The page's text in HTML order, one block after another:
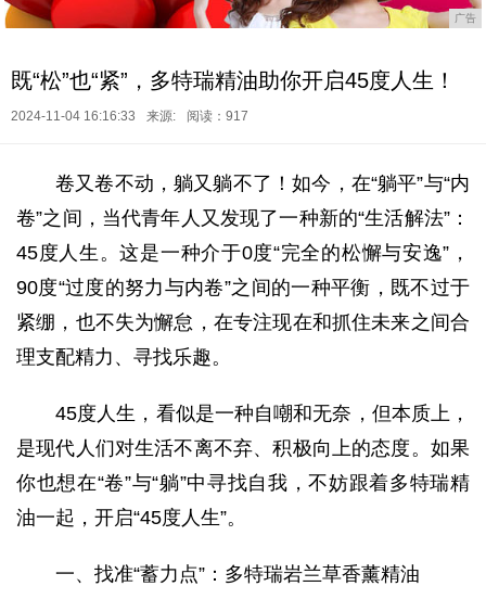
广告
既“松”也“紧”，多特瑞精油助你开启45度人生！
2024-11-04 16:16:33 来源: 阅读：917
卷又卷不动，躺又躺不了！如今，在“躺平”与“内
卷”之间，当代青年人又发现了一种新的“生活解法”：
45度人生。这是一种介于0度“完全的松懈与安逸”，
90度“过度的努力与内卷”之间的一种平衡，既不过于
紧绷，也不失为懈怠，在专注现在和抓住未来之间合
理支配精力、寻找乐趣。
45度人生，看似是一种自嘲和无奈，但本质上，
是现代人们对生活不离不弃、积极向上的态度。如果
你也想在“卷”与“躺”中寻找自我，不妨跟着多特瑞精
油一起，开启“45度人生”。
一、找准“蓄力点”：多特瑞岩兰草香薰精油